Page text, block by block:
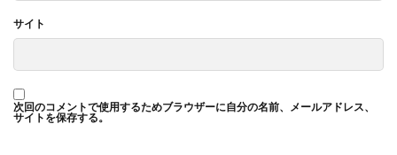
サイト
次回のコメントで使用するためブラウザーに自分の名前、メールアドレス、
サイトを保存する。